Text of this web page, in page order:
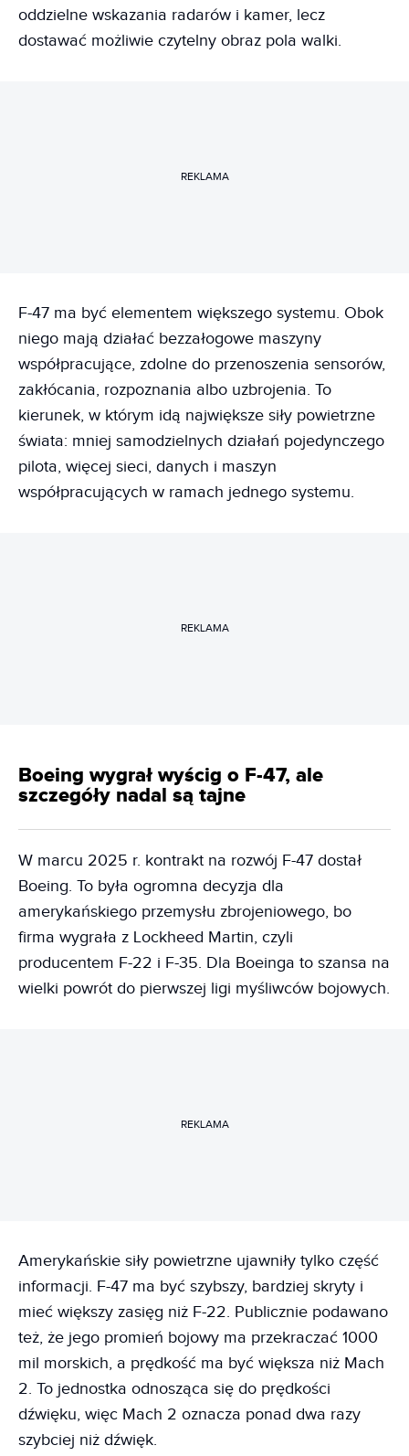
oddzielne wskazania radarów i kamer, lecz
dostawać możliwie czytelny obraz pola walki.
REKLAMA
F-47 ma być elementem większego systemu. Obok
niego mają działać bezzałogowe maszyny
współpracujące, zdolne do przenoszenia sensorów,
zakłócania, rozpoznania albo uzbrojenia. To
kierunek, w którym idą największe siły powietrzne
świata: mniej samodzielnych działań pojedynczego
pilota, więcej sieci, danych i maszyn
współpracujących w ramach jednego systemu.
REKLAMA
Boeing wygrał wyścig o F-47, ale
szczegóły nadal są tajne
W marcu 2025 r. kontrakt na rozwój F-47 dostał
Boeing. To była ogromna decyzja dla
amerykańskiego przemysłu zbrojeniowego, bo
firma wygrała z Lockheed Martin, czyli
producentem F-22 i F-35. Dla Boeinga to szansa na
wielki powrót do pierwszej ligi myśliwców bojowych.
REKLAMA
Amerykańskie siły powietrzne ujawniły tylko część
informacji. F-47 ma być szybszy, bardziej skryty i
mieć większy zasięg niż F-22. Publicznie podawano
też, że jego promień bojowy ma przekraczać 1000
mil morskich, a prędkość ma być większa niż Mach
2. To jednostka odnosząca się do prędkości
dźwięku, więc Mach 2 oznacza ponad dwa razy
szybciej niż dźwięk.